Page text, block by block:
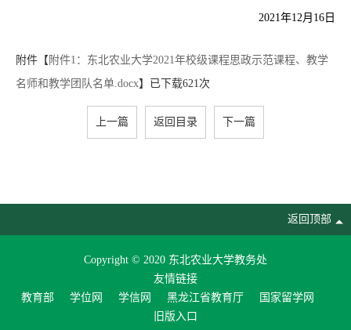
2021年12月16日
附件【 附件1：东北农业大学2021年校级课程思政示范课程、教学
名师和教学团队名单.docx】已下载621次
上一篇 返回目录 下一篇
返回顶部
Copyright © 2020 东北农业大学教务处
友情链接
教育部
学位网 学信网 黑龙江省教育厅
国家留学网
旧版入口